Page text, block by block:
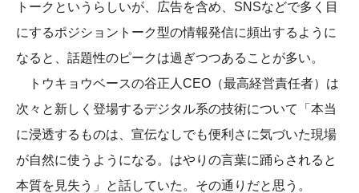
トークというらしいが、広告を含め、SNSなどで多く目
にするポジショントーク型の情報発信に頻出するように
なると、話題性のピークは過ぎつつあることが多い。
トウキョウベースの谷正人CEO（最高経営責任者）は
次々と新しく登場するデジタル系の技術について「本当
に浸透するものは、宣伝なしでも便利さに気づいた現場
が自然に使うようになる。はやりの言葉に踊らされると
本質を見失う」と話していた。その通りだと思う。